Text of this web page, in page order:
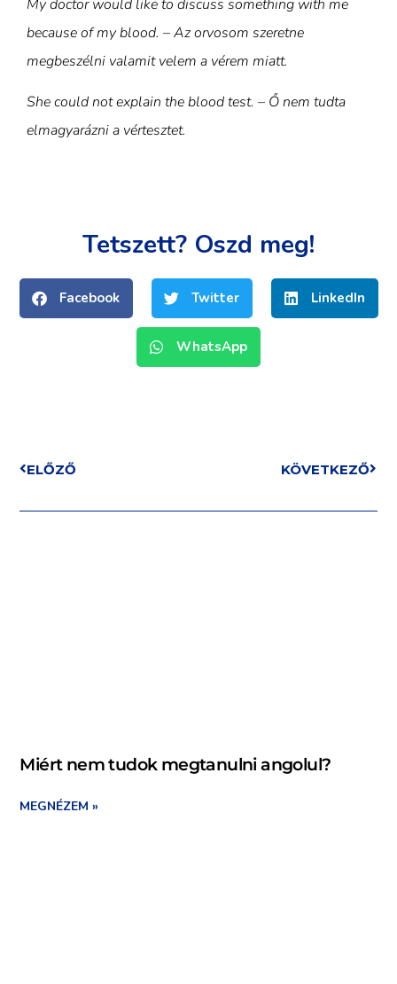
My doctor would like to discuss something with me
because of my blood. – Az orvosom szeretne
megbeszélni valamit velem a vérem miatt.
She could not explain the blood test. – Ő nem tudta
elmagyarázni a vértesztet.
Tetszett? Oszd meg!
Facebook Twitter LinkedIn
WhatsApp
ELŐZŐ KÖVETKEZŐ
Miért nem tudok megtanulni angolul?
MEGNÉZEM »